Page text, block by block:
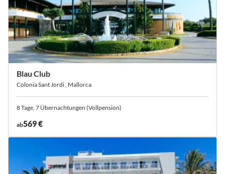
Blau Club
Colonia Sant Jordi , Mallorca
8 Tage, 7 Übernachtungen (Vollpension)
ab569 €